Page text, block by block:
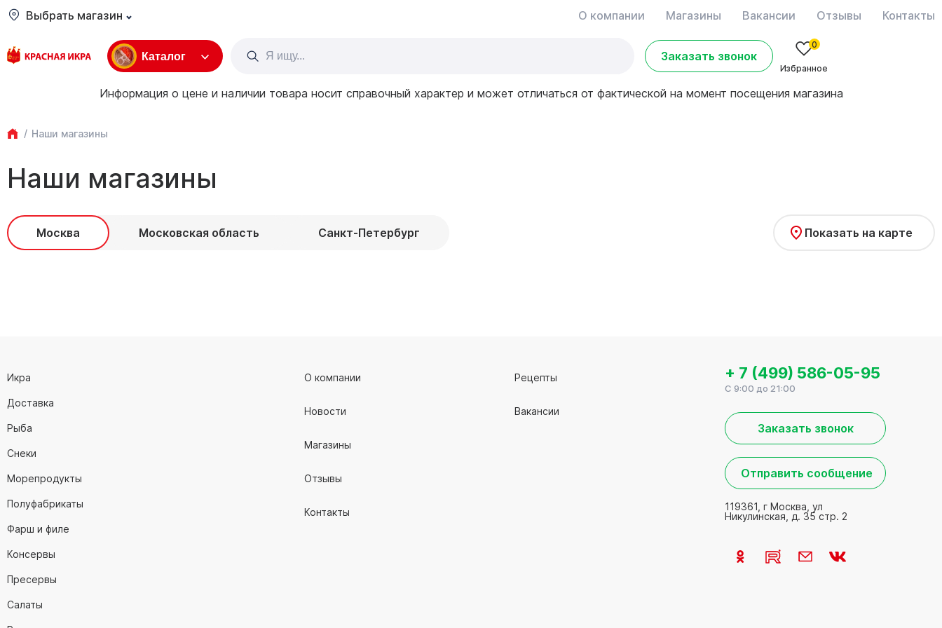
Выбрать магазин О компании Магазины Вакансии Отзывы Контакты
Каталог Заказать звонок
0
Избранное
Информация о цене и наличии товара носит справочный характер и может отличаться от фактической на момент посещения магазина
Наши магазины
Наши магазины
Москва Московская область Санкт-Петербург Показать на карте
Икра
Доставка
Рыба
Снеки
Морепродукты
Полуфабрикаты
Фарш и филе
Консервы
Пресервы
Салаты
О компании
Новости
Магазины
Отзывы
Контакты
Рецепты
Вакансии
+ 7 (499) 586-05-95
C 9:00 до 21:00
Заказать звонок
Отправить сообщение
119361, г Москва, ул
Никулинская, д. 35 стр. 2